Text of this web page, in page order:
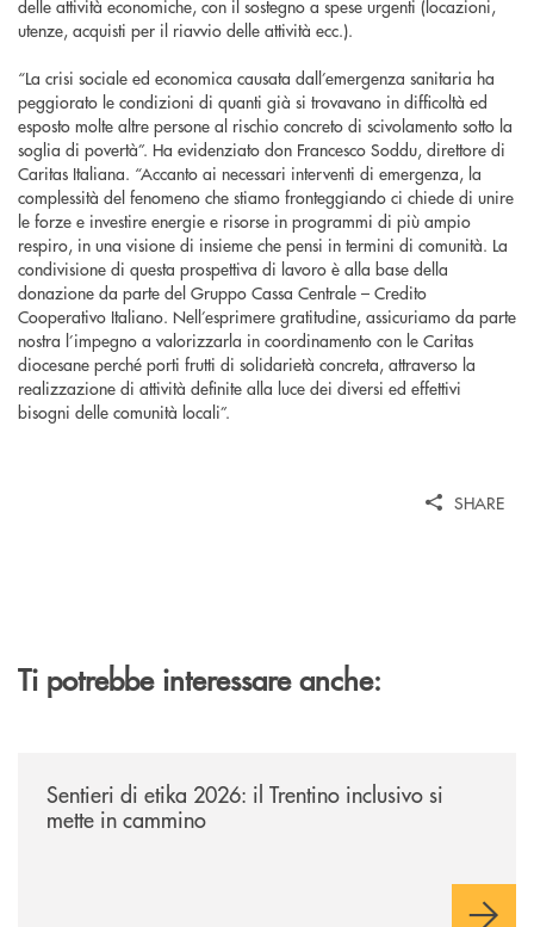
delle attività economiche, con il sostegno a spese urgenti (locazioni,
utenze, acquisti per il riavvio delle attività ecc.).
“La crisi sociale ed economica causata dall’emergenza sanitaria ha
peggiorato le condizioni di quanti già si trovavano in difficoltà ed
esposto molte altre persone al rischio concreto di scivolamento sotto la
soglia di povertà”. Ha evidenziato don Francesco Soddu, direttore di
Caritas Italiana. “Accanto ai necessari interventi di emergenza, la
complessità del fenomeno che stiamo fronteggiando ci chiede di unire
le forze e investire energie e risorse in programmi di più ampio
respiro, in una visione di insieme che pensi in termini di comunità. La
condivisione di questa prospettiva di lavoro è alla base della
donazione da parte del Gruppo Cassa Centrale – Credito
Cooperativo Italiano. Nell’esprimere gratitudine, assicuriamo da parte
nostra l’impegno a valorizzarla in coordinamento con le Caritas
diocesane perché porti frutti di solidarietà concreta, attraverso la
realizzazione di attività definite alla luce dei diversi ed effettivi
bisogni delle comunità locali”.
SHARE
Ti potrebbe interessare anche:
Sentieri di etika 2026: il Trentino inclusivo si
mette in cammino